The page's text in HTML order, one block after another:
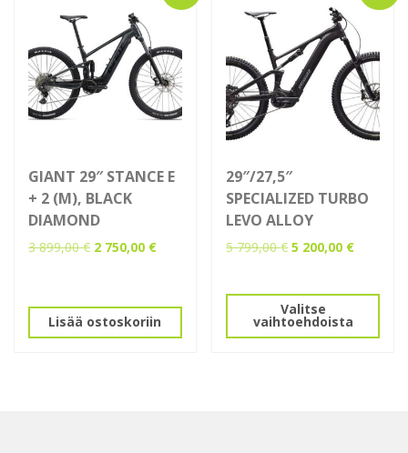
tuotteen
sivulla.
GIANT 29″ STANCE E
+ 2 (M), BLACK
DIAMOND
3 899,00€ Alkuperäinen
899,00 €.
2 750,00 €Nykyinen
750,00 €.
Lisää ostoskoriin
29″/27,5″
SPECIALIZED TURBO
LEVO ALLOY
5 799,00€Alkuperäinen
5
799,00 €.
5 200,00 €Nykyinen
5
Valitse
vaihtoehdoista
tuotteella
useampi